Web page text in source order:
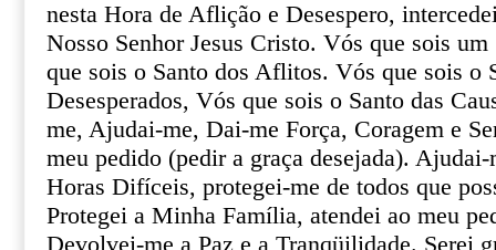
nesta Hora de Aflição e Desespero,
Nosso Senhor Jesus Cristo. Vós que sois
que sois o Santo dos Aflitos. Vós que sois o
Desesperados, Vós que sois o Santo das
me, Ajudai-me, Dai-me Força, Coragem e
meu pedido (pedir a graça desejada). Ajudai-
Horas Difíceis, protegei-me de todos que
Protegei a Minha Família, atendei ao meu
Devolvei-me a Paz e a Tranqüilidade. Serei